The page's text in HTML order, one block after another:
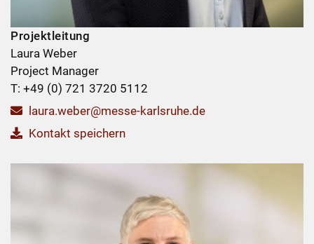
Projektleitung
Laura Weber
Project Manager
T: +49 (0) 721 3720 5112
laura.weber@messe-karlsruhe.de
Kontakt speichern